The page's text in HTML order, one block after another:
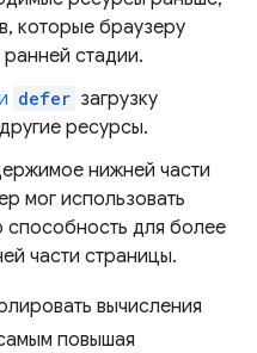
которые браузеру
стадии.
defer загрузку
ресурсы.
нижней части
мог использовать
для более
части страницы.
вычисления
повышая